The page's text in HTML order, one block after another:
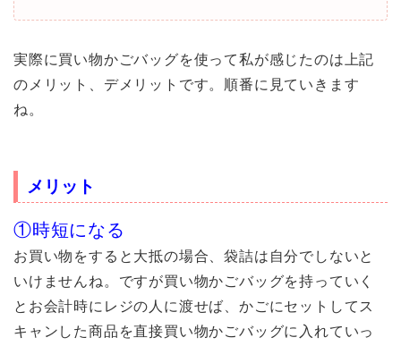
実際に買い物かごバッグを使って私が感じたのは上記
のメリット、デメリットです。順番に見ていきます
ね。
メリット
①時短になる
お買い物をすると大抵の場合、袋詰は自分でしないと
いけませんね。ですが買い物かごバッグを持っていく
とお会計時にレジの人に渡せば、かごにセットしてス
キャンした商品を直接買い物かごバッグに入れていっ